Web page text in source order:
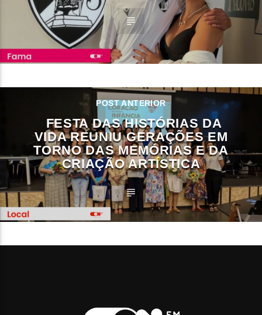
POST ANTERIOR
FESTA DAS HISTÓRIAS DA
VIDA REUNIU GERAÇÕES EM
TORNO DAS MEMÓRIAS E DA
CRIAÇÃO ARTÍSTICA